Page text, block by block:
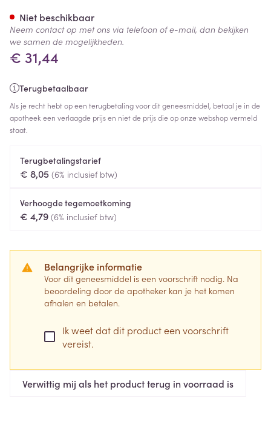
€ 31,44
Terugbetaalbaar
Als je recht hebt op een terugbetaling voor dit geneesmiddel, betaal je in de
apotheek een verlaagde prijs en niet de prijs die op onze webshop vermeld
staat.
Terugbetalingstarief
€ 8,05 (6% inclusief btw)
Verhoogde tegemoetkoming
€ 4,79 (6% inclusief btw)
Belangrijke informatie
Voor dit geneesmiddel is een voorschrift nodig. Na
beoordeling door de apotheker kan je het komen
afhalen en betalen.
Ik weet dat dit product een voorschrift
vereist.
Verwittig mij als het product terug in voorraad is
Niet beschikbaar
Neem contact op met ons via telefoon of e-mail, dan bekijken
we samen de mogelijkheden.